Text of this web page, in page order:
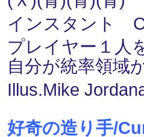
インスタント
プレイヤー１人
自分が統率領域
Illus.Mike
好奇の造り手/